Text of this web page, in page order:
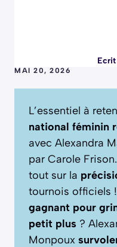
MAI 20, 2026
L’essentiel à
national féminin
avec Alexandra
par Carole
tout sur la
tournois officiels
gagnant pour
petit plus ?
Monpoux